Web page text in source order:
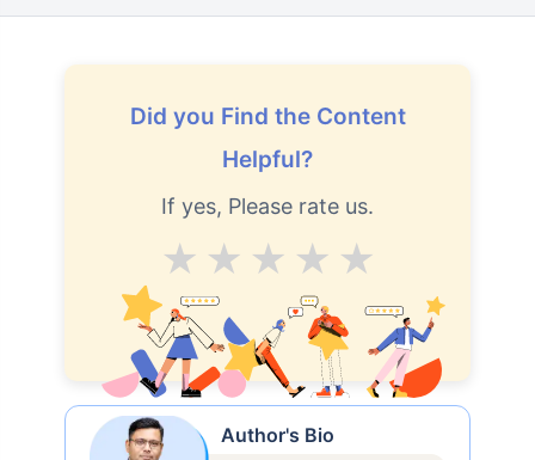
Did you Find the Content
Helpful?
If yes, Please rate us.
Excellent
V.Good
Good
Average
Author's Bio